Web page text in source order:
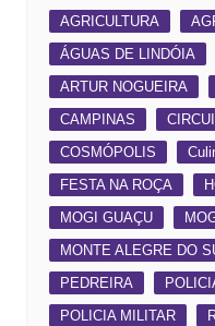
AGRICULTURA
ÁGUAS DE LINDÓIA
ARTUR NOGUEIRA
CAMPINAS
COSMÓPOLIS
FESTA NA ROÇA
MOGI GUAÇU
MONTE ALEGRE DO
PEDREIRA
POLICIA MILITAR